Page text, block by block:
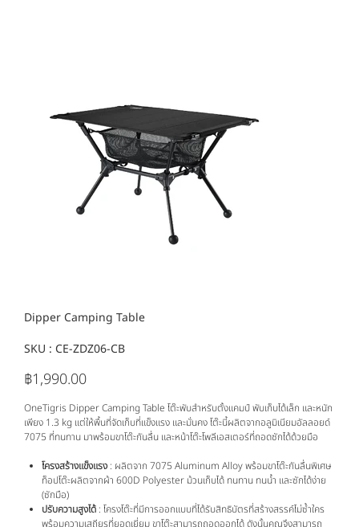
Dipper Camping Table
SKU : SKU
CE-
CE-ZDZ06-CB
ราคา
฿1,990.00
OneTigris Dipper Camping Table โต๊ะพับสำหรับตั้งแคมป์ พับเก็บได้เล็ก และหนัก
เพียง 1.3 kg แต่ให้พื้นที่จัดเก็บที่แข็งแรง และมั่นคง โต๊ะนี้ผลิตจากอลูมิเนียมอัลลอยด์
7075 ที่ทนทาน มาพร้อมขาโต๊ะกันลื่น และหน้าโต๊ะโพลีเอสเตอร์ที่ถอดซักได้ด้วยมือ
โครงสร้างแข็งแรง: ผลิตจาก 7075 Aluminum Alloy พร้อมขาโต๊ะกันลื่นพิเศษ
ท็อปโต๊ะผลิตจากผ้า 600D Polyester ม้วนเก็บได้ ทนทาน ทนน้ำ และซักได้ง่าย
(ซักมือ)
ปรับความสูงได้: โครงโต๊ะที่มีการออกแบบที่ได้รับสิทธิบัตรที่สร้างสรรค์ไม่ซ้ำใคร
พร้อมความเสถียรที่ยอดเยี่ยม ขาโต๊ะสามารถถอดออกได้ ดังนั้นคุณจึงสามารถ